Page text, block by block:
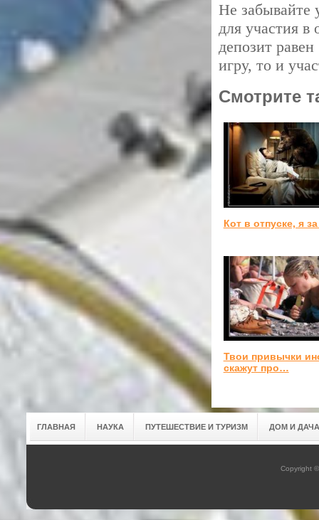
Не забывайте
для участия
депозит
игру, то и
Смотрите
Кот в отпуске, я
Твои привычки
скажут про…
ГЛАВНАЯ НАУКА ПУТЕШЕСТВИЕ И ТУРИЗМ ДОМ И ДАЧА
Copyright